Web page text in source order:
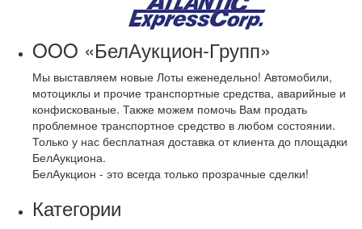
OOO «БелАукцион-Групп»
Мы выставляем новые Лоты еженедельно! Автомобили,
мотоциклы и прочие транспортные средства, аварийные и
конфискованые. Также можем помочь Вам продать
проблемное транспортное средство в любом состоянии.
Только у нас бесплатная доставка от клиента до площадки
БелАукциона.
БелАукцион - это всегда только прозрачные сделки!
Категории